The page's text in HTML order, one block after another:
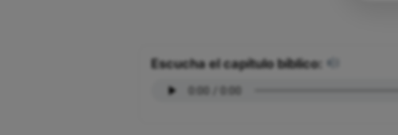
Escucha el capítulo bíblico: